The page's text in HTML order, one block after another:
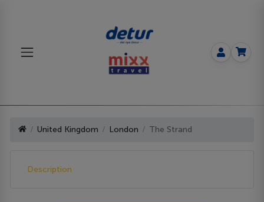
United Kingdom London The Strand
Description